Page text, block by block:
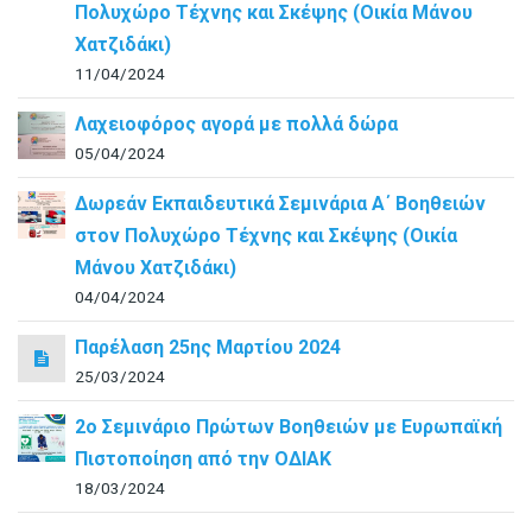
Πολυχώρο Τέχνης και Σκέψης (Οικία Μάνου
Χατζιδάκι)
11/04/2024
Λαχειοφόρος αγορά με πολλά δώρα
05/04/2024
Δωρεάν Εκπαιδευτικά Σεμινάρια Α΄ Βοηθειών
στον Πολυχώρο Τέχνης και Σκέψης (Οικία
Μάνου Χατζιδάκι)
04/04/2024
Παρέλαση 25ης Μαρτίου 2024
25/03/2024
2ο Σεμινάριο Πρώτων Βοηθειών με Ευρωπαϊκή
Πιστοποίηση από την ΟΔΙΑΚ
18/03/2024